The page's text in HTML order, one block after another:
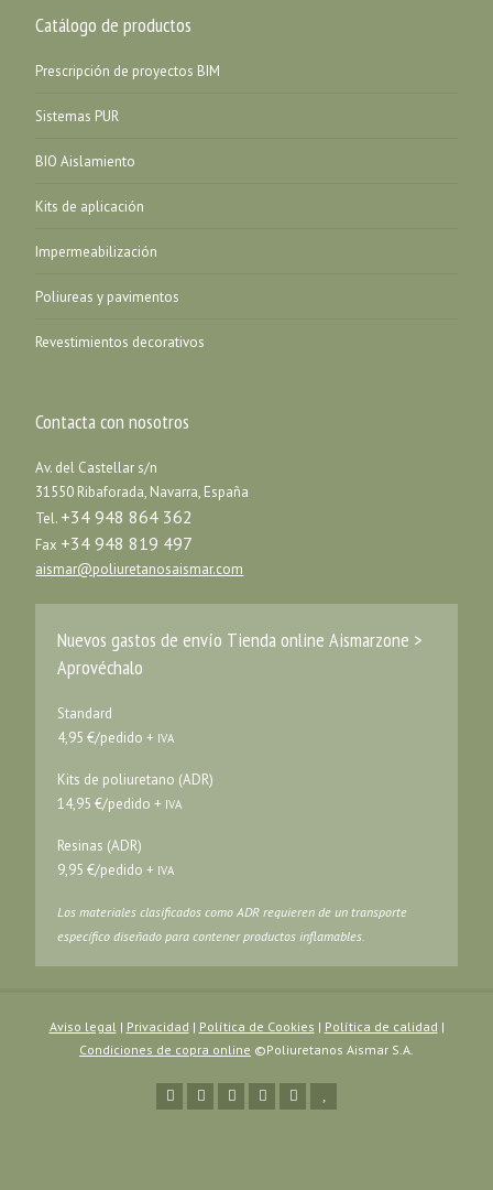
Catálogo de productos
Prescripción de proyectos BIM
Sistemas PUR
BIO Aislamiento
Kits de aplicación
Impermeabilización
Poliureas y pavimentos
Revestimientos decorativos
Contacta con nosotros
Av. del Castellar s/n
31550 Ribaforada, Navarra, España
Tel. +34 948 864 362
Fax +34 948 819 497
aismar@poliuretanosaismar.com
Nuevos gastos de envío Tienda online Aismarzone >
Aprovéchalo
Standard
4,95 €/pedido + IVA
Kits de poliuretano (ADR)
14,95 €/pedido + IVA
Resinas (ADR)
9,95 €/pedido + IVA
Los materiales clasificados como ADR requieren de un transporte
específico diseñado para contener productos inflamables.
Aviso legal| Privacidad | Política de Cookies | Política de calidad |
Condiciones de copra online ©Poliuretanos Aismar S.A.